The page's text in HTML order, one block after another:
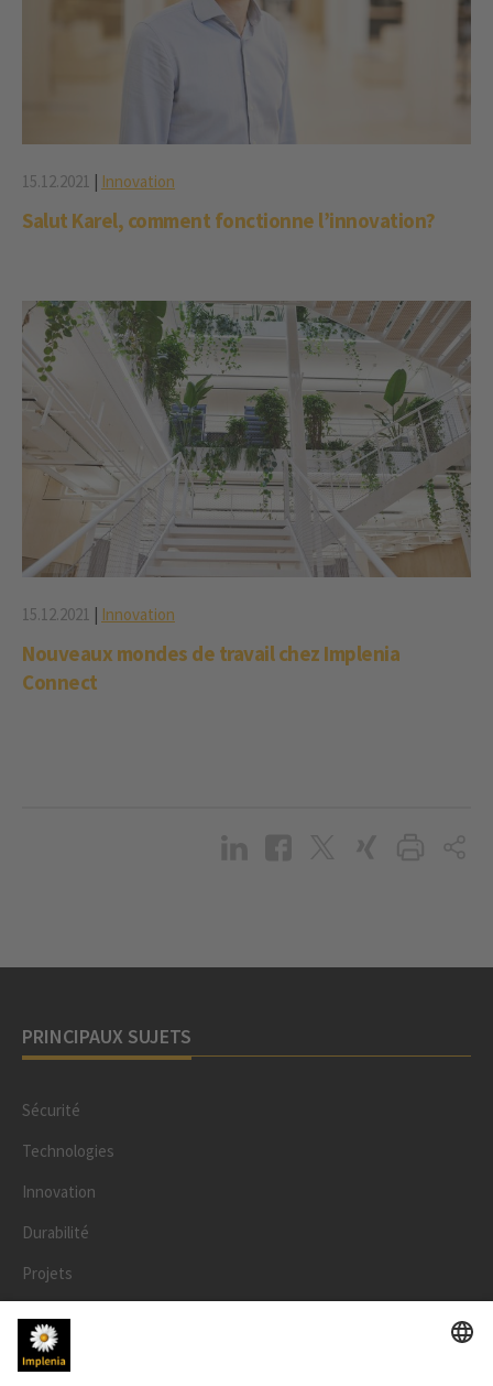
15.12.2021 | Innovation
Salut Karel, comment fonctionne l’innovation?
15.12.2021 Innovation
Nouveaux mondes de travail chez Implenia
Connect
PRINCIPAUX SUJETS
Sécurité
Technologies
Innovation
Durabilité
Projets
Personnes
LÉGAL